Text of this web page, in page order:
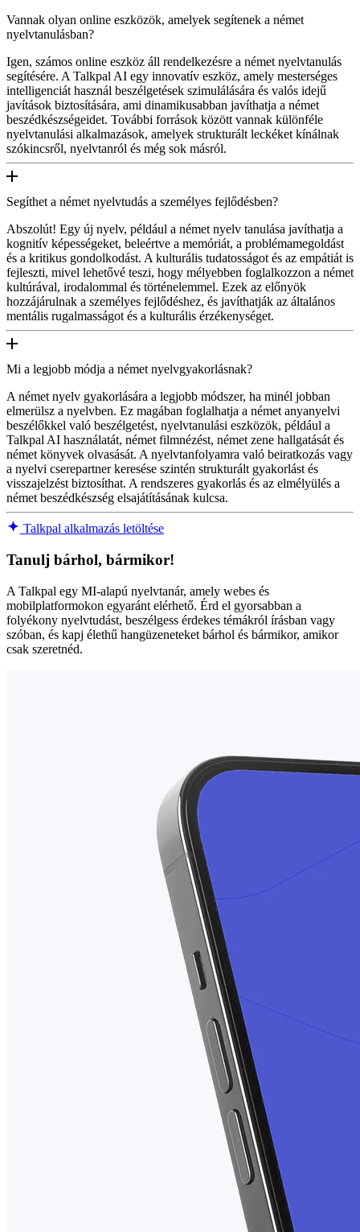
Vannak olyan online eszközök, amelyek segítenek a német
nyelvtanulásban?
Igen, számos online eszköz áll rendelkezésre a német nyelvtanulás
segítésére. A Talkpal AI egy innovatív eszköz, amely mesterséges
intelligenciát használ beszélgetések szimulálására és valós idejű
javítások biztosítására, ami dinamikusabban javíthatja a német
beszédkészségeidet. További források között vannak különféle
nyelvtanulási alkalmazások, amelyek strukturált leckéket kínálnak
szókincsről, nyelvtanról és még sok másról.
Segíthet a német nyelvtudás a személyes fejlődésben?
Abszolút! Egy új nyelv, például a német nyelv tanulása javíthatja a
kognitív képességeket, beleértve a memóriát, a problémamegoldást
és a kritikus gondolkodást. A kulturális tudatosságot és az empátiát is
fejleszti, mivel lehetővé teszi, hogy mélyebben foglalkozzon a német
kultúrával, irodalommal és történelemmel. Ezek az előnyök
hozzájárulnak a személyes fejlődéshez, és javíthatják az általános
mentális rugalmasságot és a kulturális érzékenységet.
Mi a legjobb módja a német nyelvgyakorlásnak?
A német nyelv gyakorlására a legjobb módszer, ha minél jobban
elmerülsz a nyelvben. Ez magában foglalhatja a német anyanyelvi
beszélőkkel való beszélgetést, nyelvtanulási eszközök, például a
Talkpal AI használatát, német filmnézést, német zene hallgatását és
német könyvek olvasását. A nyelvtanfolyamra való beiratkozás vagy
a nyelvi cserepartner keresése szintén strukturált gyakorlást és
visszajelzést biztosíthat. A rendszeres gyakorlás és az elmélyülés a
német beszédkészség elsajátításának kulcsa.
Talkpal alkalmazás letöltése
Tanulj bárhol, bármikor!
A Talkpal egy MI-alapú nyelvtanár, amely webes és
mobilplatformokon egyaránt elérhető. Érd el gyorsabban a
folyékony nyelvtudást, beszélgess érdekes témákról írásban vagy
szóban, és kapj élethű hangüzeneteket bárhol és bármikor, amikor
csak szeretnéd.